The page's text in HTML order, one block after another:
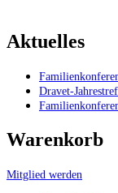
Aktuelles
Dravet-
Warenkorb
Mitglied werden